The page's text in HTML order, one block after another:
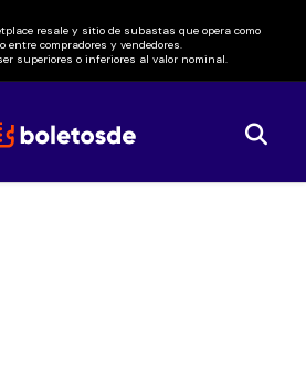
resale y sitio de subastas que opera como
entre compradores y vendedores.
superiores o inferiores al valor nominal.